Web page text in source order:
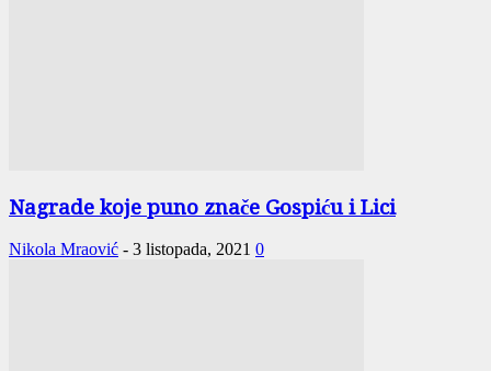
Nagrade koje puno znače Gospiću i Lici
Nikola Mraović - 3 listopada, 2021 0